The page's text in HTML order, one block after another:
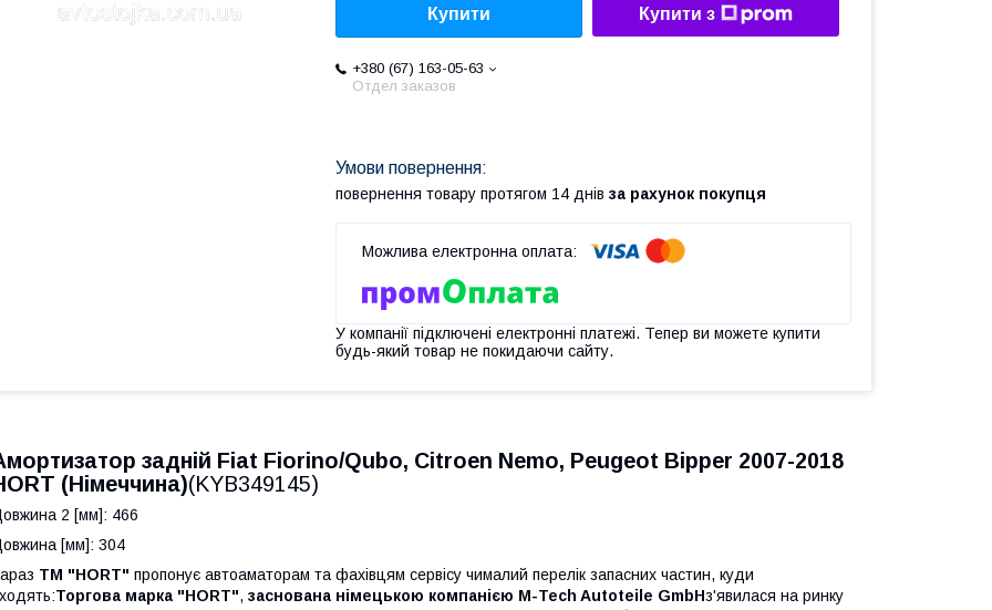
Купити Купити з
+380 (67) 163-05-63
Отдел заказов
повернення товару протягом 14 днів за рахунок покупця
У компанії підключені електронні платежі. Тепер ви можете купити
будь-який товар не покидаючи сайту.
задній Fiat Fiorino/Qubo, Citroen Nemo, Peugeot Bipper 2007-2018
(Німеччина)(KYB349145)
2 [мм]: 466
[мм]: 304
TM "HORT" пропонує автоаматорам та фахівцям сервісу чималий перелік запасних частин, куди
Торгова марка "HORT", заснована німецькою компанією M-Tech Autoteile GmbHз'явилася на ринку